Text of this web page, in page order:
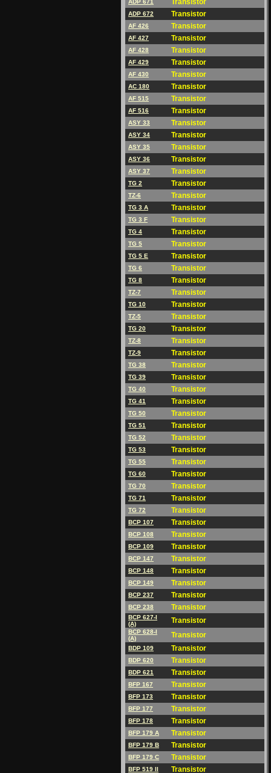
ADP 671 Transistor
ADP 672 Transistor
AF 426 Transistor
AF 427 Transistor
AF 428 Transistor
AF 429 Transistor
AF 430 Transistor
AC 180 Transistor
AF 515 Transistor
AF 516 Transistor
ASY 33 Transistor
ASY 34 Transistor
ASY 35 Transistor
ASY 36 Transistor
ASY 37 Transistor
TG 2 Transistor
TZ-6 Transistor
TG 3 A Transistor
TG 3 F Transistor
TG 4 Transistor
TG 5 Transistor
TG 5 E Transistor
TG 6 Transistor
TG 8 Transistor
TZ-7 Transistor
TG 10 Transistor
TZ-5 Transistor
TG 20 Transistor
TZ-8 Transistor
TZ-9 Transistor
TG 38 Transistor
TG 39 Transistor
TG 40 Transistor
TG 41 Transistor
TG 50 Transistor
TG 51 Transistor
TG 52 Transistor
TG 53 Transistor
TG 55 Transistor
TG 60 Transistor
TG 70 Transistor
TG 71 Transistor
TG 72 Transistor
BCP 107 Transistor
BCP 108 Transistor
BCP 109 Transistor
BCP 147 Transistor
BCP 148 Transistor
BCP 149 Transistor
BCP 237 Transistor
BCP 238 Transistor
BCP 627-I
(A)
Transistor
BCP 628-I
(A)
Transistor
BDP 109 Transistor
BDP 620 Transistor
BDP 621 Transistor
BFP 167 Transistor
BFP 173 Transistor
BFP 177 Transistor
BFP 178 Transistor
BFP 179 A Transistor
BFP 179 B Transistor
BFP 179 C Transistor
BFP 519 II Transistor